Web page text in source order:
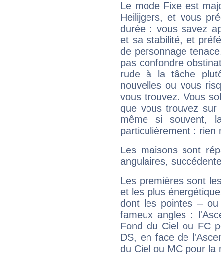
Le mode Fixe est
Heilijgers, et vous
durée : vous savez
et sa stabilité, et
de personnage
pas confondre
rude à la tâche
nouvelles ou vous
vous trouvez. Vous
que vous trouvez
même si souvent,
particulièrement : rien
Les maisons sont
angulaires,
Les premières sont
et les plus
dont les pointes –
fameux angles :
Fond du Ciel ou FC
DS, en face de
du Ciel ou MC pour la